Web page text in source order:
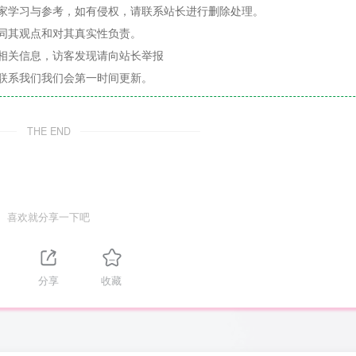
习与参考，如有侵权，请联系站长进行删除处理。
观点和对其真实性负责。
关信息，访客发现请向站长举报
我们我们会第一时间更新。
THE END
喜欢就分享一下吧
分享 收藏